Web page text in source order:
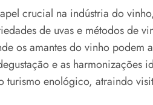
crucial na indústria do
de uvas e métodos de
os amantes do vinho podem
e as harmonizações
enológico, atraindo